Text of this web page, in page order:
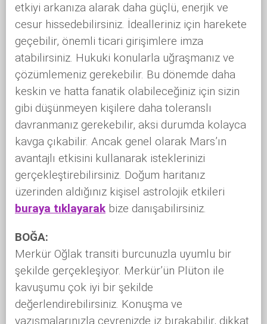
etkiyi arkanıza alarak daha güçlü, enerjik ve
cesur hissedebilirsiniz. İdealleriniz için harekete
geçebilir, önemli ticari girişimlere imza
atabilirsiniz. Hukuki konularla uğraşmanız ve
çözümlemeniz gerekebilir. Bu dönemde daha
keskin ve hatta fanatik olabileceğiniz için sizin
gibi düşünmeyen kişilere daha toleranslı
davranmanız gerekebilir, aksi durumda kolayca
kavga çıkabilir. Ancak genel olarak Mars’ın
avantajlı etkisini kullanarak isteklerinizi
gerçekleştirebilirsiniz. Doğum haritanız
üzerinden aldığınız kişisel astrolojik etkileri
buraya tıklayarak bize danışabilirsiniz.
BOĞA:
Merkür Oğlak transiti burcunuzla uyumlu bir
şekilde gerçekleşiyor. Merkür’ün Plüton ile
kavuşumu çok iyi bir şekilde
değerlendirebilirsiniz. Konuşma ve
yazışmalarınızla çevrenizde iz bırakabilir, dikkat